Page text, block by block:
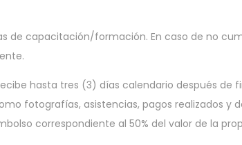
de capacitación/formación. En caso de no
hasta tres (3) días calendario después de
fotografías, asistencias, pagos realizados y
correspondiente al 50% del valor de la